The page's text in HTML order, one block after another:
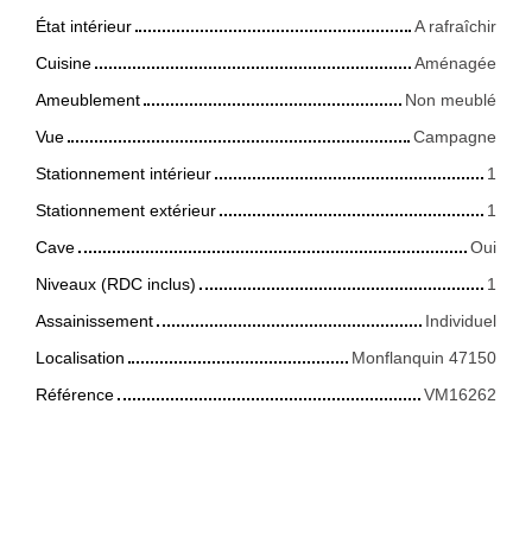
État intérieur
A rafraîchir
Cuisine
Aménagée
Ameublement
Non meublé
Vue
Campagne
Stationnement intérieur
1
Stationnement extérieur
1
Cave
Oui
Niveaux (RDC inclus)
1
Assainissement
Individuel
Localisation
Monflanquin 47150
Référence
VM16262